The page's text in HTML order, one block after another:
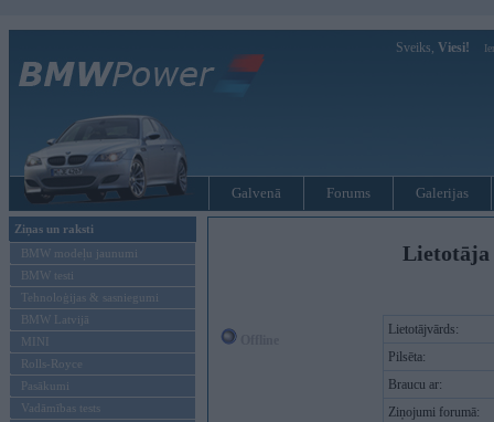
Sveiks, Viesi!
Galvenā Forums Galerijas
Ziņas un raksti
BMW modeļu jaunumi
BMW testi
Tehnoloģijas & sasniegumi
BMW Latvijā
MINI
Rolls-Royce
Pasākumi
Vadāmības tests
Lietotāja
Lietotājvārds:
Pilsēta:
Braucu ar:
Ziņojumi forumā: